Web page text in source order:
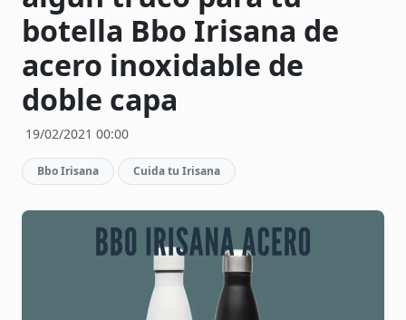
botella Bbo Irisana de
acero inoxidable de
doble capa
19/02/2021 00:00
Bbo Irisana Cuida tu Irisana